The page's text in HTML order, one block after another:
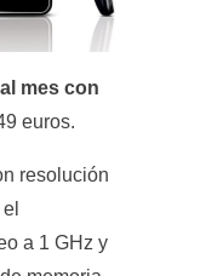
mes con
euros.
resolución
a 1 GHz y